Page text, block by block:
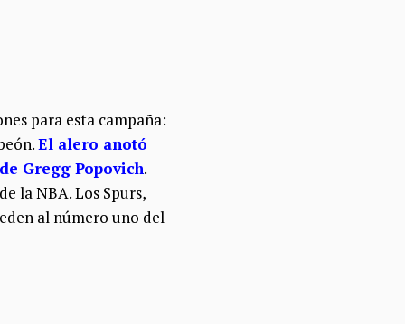
para esta campaña:
El alero anotó
Gregg Popovich.
la NBA. Los Spurs,
al número uno del